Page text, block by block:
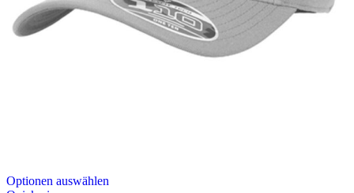
Optionen auswählen